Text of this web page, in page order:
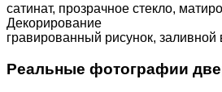
сатинат, прозрачное стекло,
Декорирование
гравированный рисунок,
Реальные фотографии